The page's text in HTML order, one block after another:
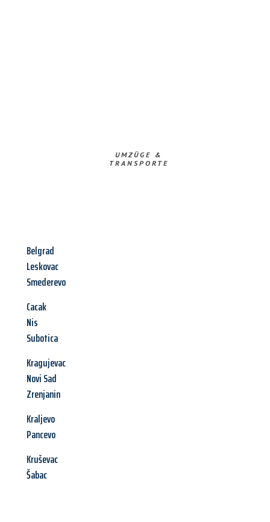
UMZÜGE &
TRANSPORTE
Belgrad
Leskovac
Smederevo
Cacak
Nis
Subotica
Kragujevac
Novi Sad
Zrenjanin
Kraljevo
Pancevo
Kruševac
Šabac